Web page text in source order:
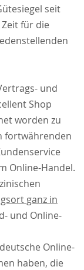
seit
für die
und
Shop
worden zu
fortwährenden
Online-Handel.
ganz in
und Online-
Online-
haben, die